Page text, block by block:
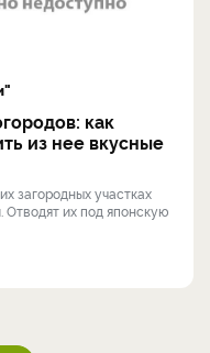
как
из нее вкусные
загородных участках
Отводят их под японскую